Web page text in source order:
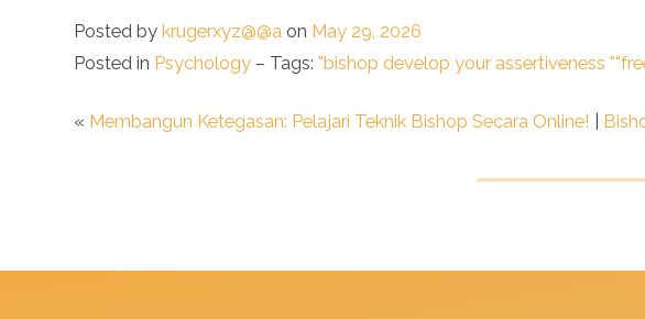
Posted bykrugerxyz@@a on May 29, 2026
Posted in Psychology – Tags:"bishop develop your assertiveness
« Membangun Ketegasan: Pelajari Teknik Bishop Secara Online!